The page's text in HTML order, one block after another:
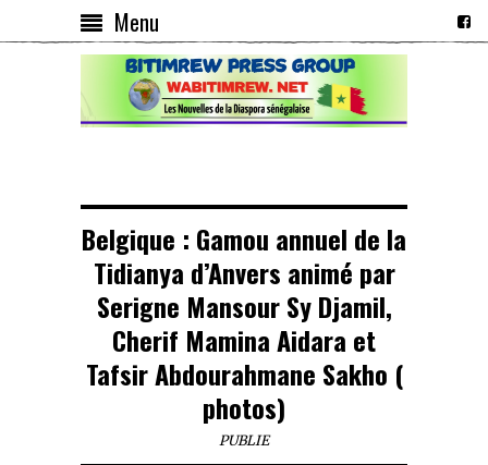
Menu
Belgique : Gamou annuel de la
Tidianya d’Anvers animé par
Serigne Mansour Sy Djamil,
Cherif Mamina Aidara et
Tafsir Abdourahmane Sakho (
photos)
PUBLIE